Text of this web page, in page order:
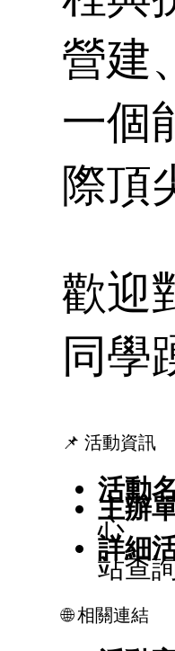
營建
一個
際頂
歡迎
同學
📌 活動資訊
活動
主辦
心
詳細
站查
🌐 相關連結